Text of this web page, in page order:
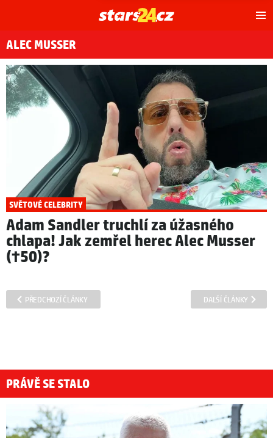
ALEC MUSSER
SVĚTOVÉ CELEBRITY
Adam Sandler truchlí za úžasného
chlapa! Jak zemřel herec Alec Musser
(†50)?
PŘEDCHOZÍ ČLÁNKY DALŠÍ ČLÁNKY
PRÁVĚ SE STALO